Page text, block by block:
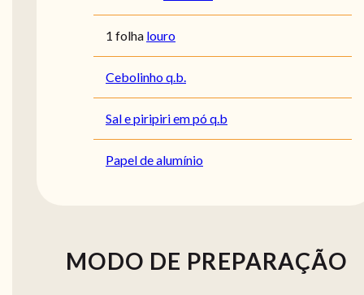
1 folha louro
Cebolinho q.b.
Sal e piripiri em pó q.b
Papel de alumínio
MODO DE PREPARAÇÃO